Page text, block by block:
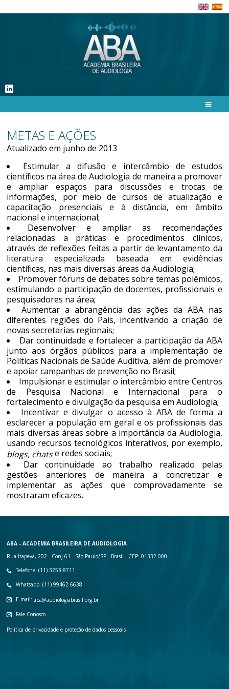
METAS E AÇÕES
Atualizado em junho de 2013
Estimular a difusão e intercâmbio de estudos
científicos na área de Audiologia de maneira a promover
e ampliar espaços para discussões e trocas de
informações, por meio de cursos de atualização e
capacitação presenciais e à distância, em âmbito
nacional e internacional;
Desenvolver e ampliar as recomendações
relacionadas a práticas e procedimentos clínicos,
através de reflexões feitas a partir de levantamento da
literatura especializada baseada em evidências
científicas, nas mais diversas áreas da Audiologia;
Promover fóruns de debates sobre temas polêmicos,
estimulando a participação de docentes, profissionais e
pesquisadores na área;
Aumentar a abrangência das ações da ABA nas
diferentes regiões do País, incentivando a criação de
novas secretarias regionais;
Dar continuidade e fortalecer a participação da ABA
junto aos órgãos públicos para a implementação de
Políticas Nacionais de Saúde Auditiva, além de promover
e apoiar campanhas de prevenção no Brasil;
Impulsionar e estimular o intercâmbio entre Centros
de Pesquisa Nacional e Internacional para o
fortalecimento e divulgação da pesquisa em Audiologia;
Incentivar e divulgar o acesso à ABA de forma a
esclarecer a população em geral e os profissionais das
mais diversas áreas sobre a importância da Audiologia,
usando recursos tecnológicos interativos, por exemplo,
blogs, chatse redes sociais;
Dar continuidade ao trabalho realizado pelas
gestões anteriores de maneira a concretizar e
implementar as ações que comprovadamente se
mostraram eficazes.
ABA - ACADEMIA BRASILEIRA DE AUDIOLOGIA
Rua Itapeva, 202 - Conj 61 - São Paulo/SP - Brasil - CEP: 01332-000
Telefone: (11) 3253-8711
Whatsapp: (11) 99462 6638
E-mail:aba@audiologiabrasil.org.br
Fale Conosco
Política de privacidade e proteção de dados pessoais